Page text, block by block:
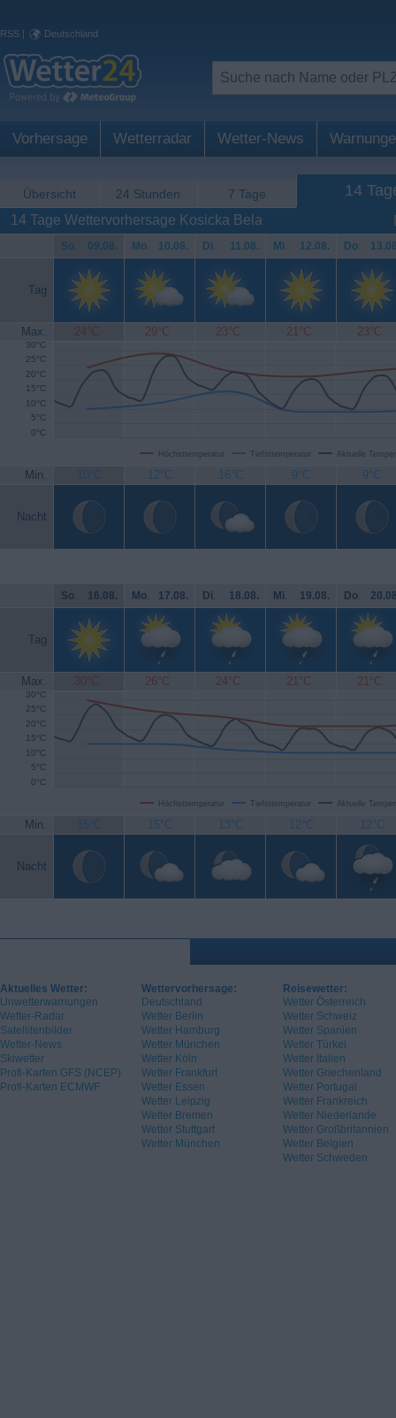
RSS | Deutschland
Vorhersage Wetterradar Wetter-News
Übersicht 24 Stunden 7 Tage 14
14 Tage Wettervorhersage Kosicka Bela
So. 09.08. Mo. 10.08. Di. 11.08. Mi. 12.08. Do.
Tag
Max. 24°C 29°C 23°C 21°C 23°C
Höchsttemperatur Tiefsttemperatur Aktuelle
0°C
5°C
10°C
15°C
20°C
25°C
30°C
Min. 10°C 12°C 16°C 9°C 9°C
Nacht
So. 16.08. Mo. 17.08. Di. 18.08. Mi. 19.08. Do.
Tag
Max. 30°C 26°C 24°C 21°C 21°C
Höchsttemperatur Tiefsttemperatur Aktuelle
0°C
5°C
10°C
15°C
20°C
25°C
30°C
Min. 15°C 15°C 13°C 12°C 12°C
Nacht
Aktuelles Wetter:
Unwetterwarnungen
Wetter-Radar
Satellitenbilder
Wetter-News
Skiwetter
Profi-Karten GFS (NCEP)
Profi-Karten ECMWF
Wettervorhersage:
Deutschland
Wetter Berlin
Wetter Hamburg
Wetter München
Wetter Köln
Wetter Frankfurt
Wetter Essen
Wetter Leipzig
Wetter Bremen
Wetter Stuttgart
Wetter München
Reisewetter:
Wetter Österreich
Wetter Schweiz
Wetter Spanien
Wetter Türkei
Wetter Italien
Wetter Griechenland
Wetter Portugal
Wetter Frankreich
Wetter Niederlande
Wetter Großbritannien
Wetter Belgien
Wetter Schweden